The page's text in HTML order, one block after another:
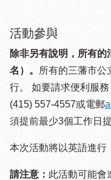
活動參與
除非另有說明，所有
名）。
所有的三藩市公
行。 如要請求便利服
(415) 557-4557或電郵
須提 前最少3個工作日
本次活動將以英語進行
請注意： 此活動可能會